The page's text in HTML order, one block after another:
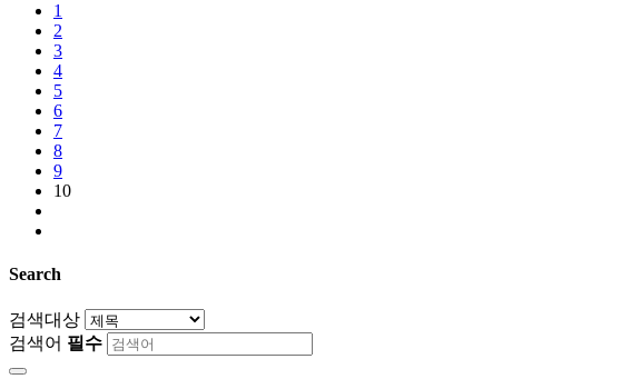
1
2
3
4
5
6
7
8
9
10
Search
검색대상
검색어 필수